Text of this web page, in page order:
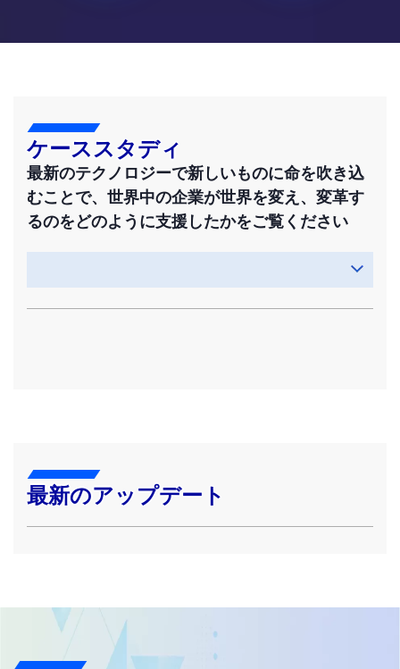
ケーススタディ
最新のテクノロジーで新しいものに命を吹き込
むことで、世界中の企業が世界を変え、変革す
るのをどのように支援したかをご覧ください
最新のアップデート